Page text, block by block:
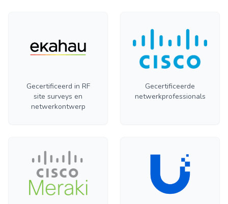
Gecertificeerd in RF
site surveys en
netwerkontwerp
Gecertificeerde
netwerkprofessionals